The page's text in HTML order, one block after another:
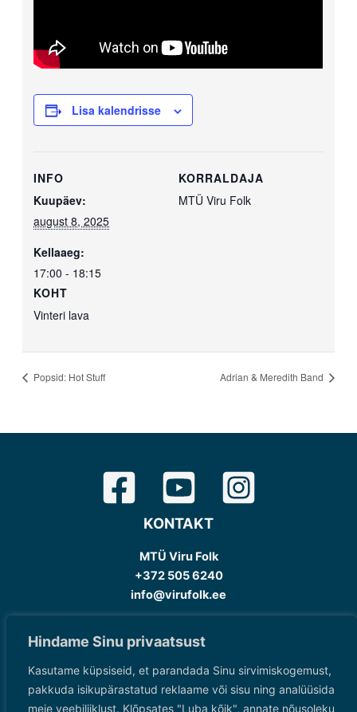
Hindame Sinu privaatsust
Kasutame küpsiseid, et parandada Sinu sirvimiskogemust,
pakkuda isikupärastatud reklaame või sisu ning analüüsida
meie veebiliiklust. Klõpsates "Luba kõik", annate nõusoleku
Lisa kalendrisse
INFO
Kuupäev:
august 8, 2025
Kellaaeg:
17:00 - 18:15
KOHT
Vinteri lava
KORRALDAJA
MTÜ Viru Folk
Popsid: Hot Stuff Adrian & Meredith Band
KONTAKT
MTÜ Viru Folk
+372 505 6240
info@virufolk.ee
Copyright © 2026 Viru Folk